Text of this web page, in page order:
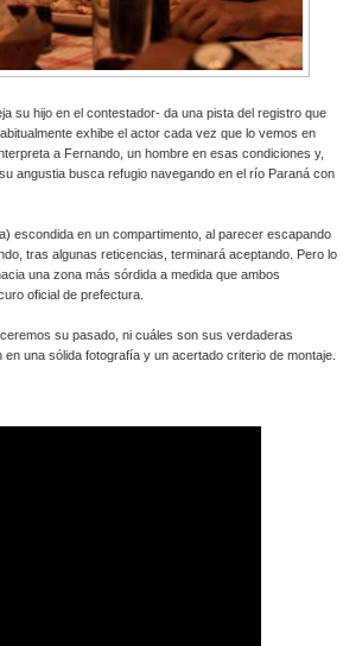
su hijo en el contestador- da una pista del registro que
exhibe el actor cada vez que lo vemos en
a Fernando, un hombre en esas condiciones y,
angustia busca refugio navegando en el río Paraná con
escondida en un compartimento, al parecer escapando
tras algunas reticencias, terminará aceptando. Pero lo
una zona más sórdida a medida que ambos
oficial de prefectura.
su pasado, ni cuáles son sus verdaderas
una sólida fotografía y un acertado criterio de montaje.